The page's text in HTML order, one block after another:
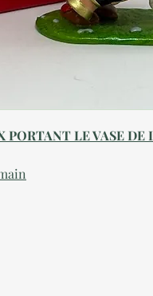
PORTANT LE VASE DE